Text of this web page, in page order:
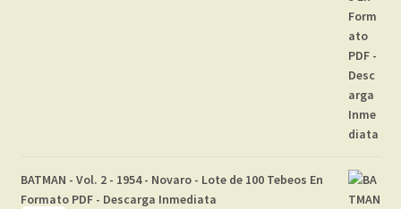
BATMAN - Vol. 2 - 1954 - Novaro - Lote de 100 Tebeos En
Formato PDF - Descarga Inmediata